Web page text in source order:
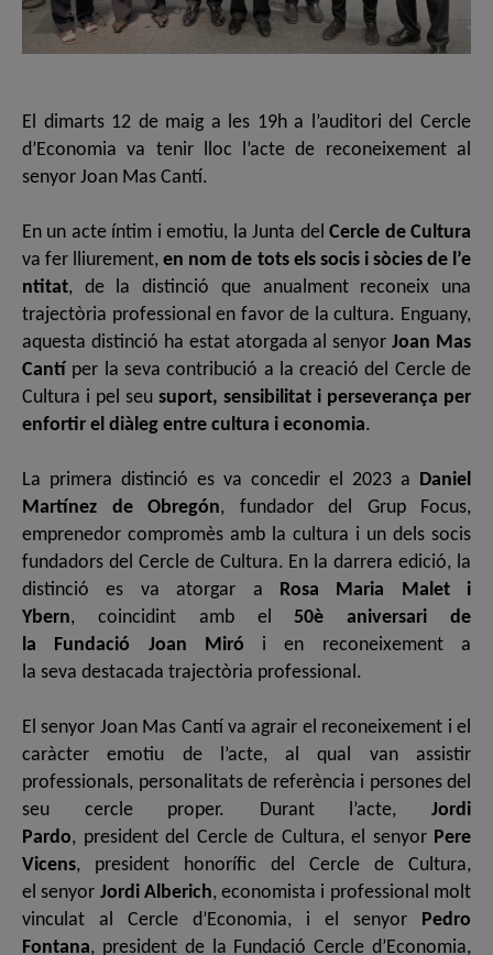
El dimarts 12 de maig a les 19h a l’auditori del Cercle
d’Economia va tenir lloc l’acte de reconeixement al
senyor Joan Mas Cantí.
En un acte íntim i emotiu, la Junta delCercle de Cultura
va fer lliurement,en nom de tots els socis i sòcies de l’e
ntitat, de la distinció que anualment reconeix una
trajectòria professional en favor de la cultura. Enguany,
aquesta distinció ha estat atorgada al senyorJoan Mas
Cantí per la seva contribució a la creació del Cercle de
Cultura i pel seu suport, sensibilitat i perseverança per
enfortir el diàleg entre cultura i economia.
La primera distinció es va concedir el 2023 a Daniel
Martínez de Obregón, fundador del Grup Focus,
emprenedor compromès amb la cultura i un dels socis
fundadors del Cercle de Cultura. En la darrera edició, la
distinció es va atorgar a Rosa Maria Malet i
Ybern, coincidint amb el50è aniversari de
la Fundació Joan Miró i en reconeixement a
la seva destacada trajectòria professional.
El senyor Joan Mas Cantí va agrair el reconeixement i el
caràcter emotiu de l’acte, al qual van assistir
professionals, personalitats de referència i persones del
seu cercle proper. Durant l’acte, Jordi
Pardo, president del Cercle de Cultura, el senyor Pere
Vicens, president honorífic del Cercle de Cultura,
el senyor Jordi Alberich, economista i professional molt
vinculat al Cercle d’Economia, i el senyor Pedro
Fontana, president de la Fundació Cercle d’Economia,